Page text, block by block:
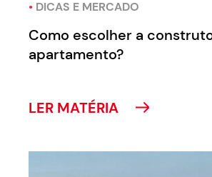
• DICAS E MERCADO
Como escolher a
apartamento?
LER MATÉRIA